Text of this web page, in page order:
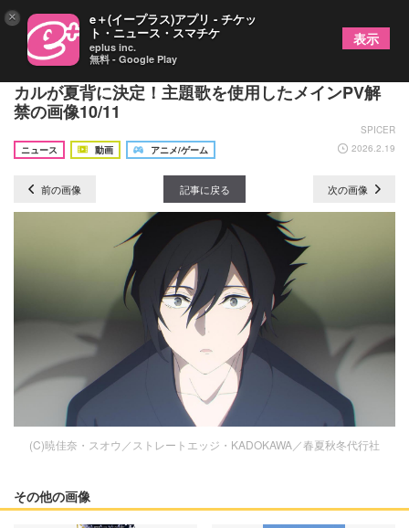
TVアニメ『春夏秋冬代行者 春の舞』OP＆EDボー
カルが夏背に決定！主題歌を使用したメインPV解
禁の画像10/11
SPICER
ニュース
動画 アニメ/ゲーム 2026.2.19
前の画像 記事に戻る 次の画像
(C)暁佳奈・スオウ／ストレートエッジ・KADOKAWA／春夏秋冬代行社
その他の画像
× e＋(イープラス)アプリ - チケッ
ト・ニュース・スマチケ
eplus inc.
無料 - Google Play
表示